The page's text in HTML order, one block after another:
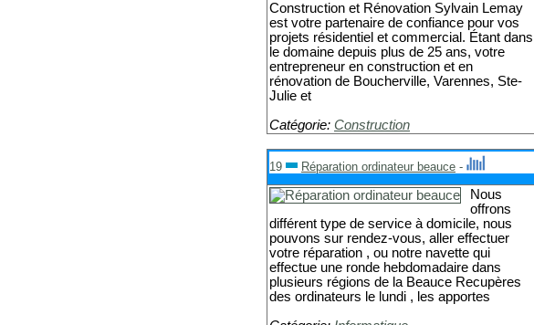
Construction et Rénovation Sylvain Lemay
est votre partenaire de confiance pour vos
projets résidentiel et commercial. Étant dans
le domaine depuis plus de 25 ans, votre
entrepreneur en construction et en
rénovation de Boucherville, Varennes, Ste-
Julie et
Catégorie: Construction
19 Réparation ordinateur beauce -
Nous
offrons
différent type de service à domicile, nous
pouvons sur rendez-vous, aller effectuer
votre réparation , ou notre navette qui
effectue une ronde hebdomadaire dans
plusieurs régions de la Beauce Recupères
des ordinateurs le lundi , les apportes